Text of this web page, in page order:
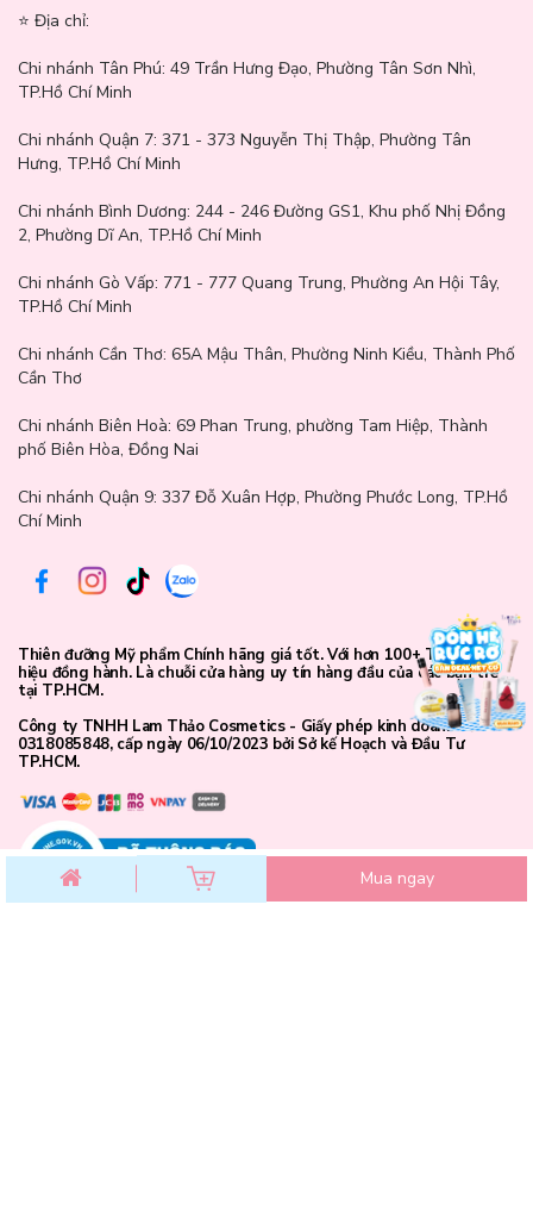
với Jary
Chăm sóc da toàn thân sẽ trở nên nhẹ nhàng và dễ chịu hơn khi
bạn lựa chọnGăng Tay Dùng Để Thoa Dưỡng Thể Jary Body
Lotion Glovetrong routine dưỡng thể hằng ngày. Từng thao tác
thoa kem trở nên mượt mà, gọn gàng và tiết kiệm hơn, giúp việc
chăm sóc da trở nên đơn giản mà vẫn hiệu quả. Ghé Lam Thảo
Cosmetics để chọn mua sản phẩm chính hãng và cùng Lam Thảo
nuôi dưỡng làn da rạng rỡ theo cách dịu dàng nhất nhé 💗
Mua ngay
⭐️ Địa chỉ:
Chi nhánh Tân Phú: 49 Trần Hưng Đạo, Phường Tân Sơn Nhì,
TP.Hồ Chí Minh
Chi nhánh Quận 7: 371 - 373 Nguyễn Thị Thập, Phường Tân
Hưng, TP.Hồ Chí Minh
Chi nhánh Bình Dương: 244 - 246 Đường GS1, Khu phố Nhị Đồng
2, Phường Dĩ An, TP.Hồ Chí Minh
Chi nhánh Gò Vấp: 771 - 777 Quang Trung, Phường An Hội Tây,
TP.Hồ Chí Minh
Chi nhánh Cần Thơ: 65A Mậu Thân, Phường Ninh Kiều, Thành Phố
Cần Thơ
Chi nhánh Biên Hoà: 69 Phan Trung, phường Tam Hiệp, Thành
phố Biên Hòa, Đồng Nai
Chi nhánh Quận 9: 337 Đỗ Xuân Hợp, Phường Phước Long, TP.Hồ
Chí Minh
Thiên đưỡng Mỹ phẩm Chính hãng giá tốt. Với hơn 100+ Thương
hiệu đồng hành. Là chuỗi cửa hàng uy tín hàng đầu của các bạn trẻ
tại TP.HCM.
Công ty TNHH Lam Thảo Cosmetics - Giấy phép kinh doanh số
0318085848, cấp ngày 06/10/2023 bởi Sở kế Hoạch và Đầu Tư
TP.HCM.